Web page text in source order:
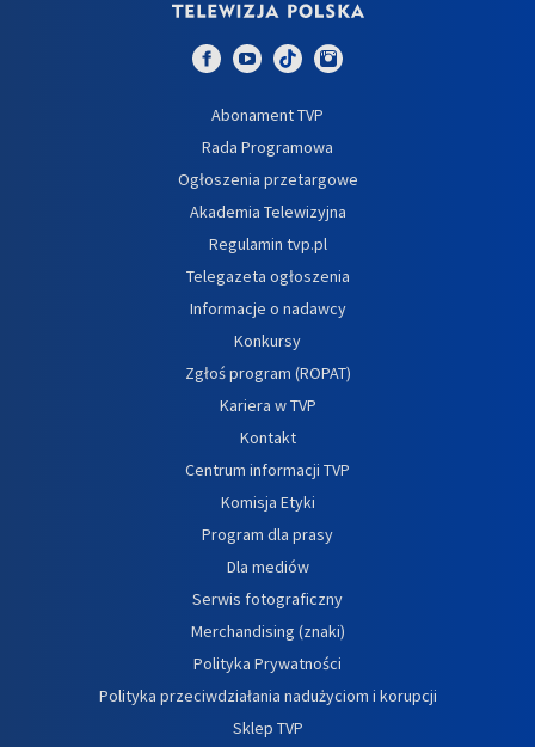
Abonament TVP
Rada Programowa
Ogłoszenia przetargowe
Akademia Telewizyjna
Regulamin tvp.pl
Telegazeta ogłoszenia
Informacje o nadawcy
Konkursy
Zgłoś program (ROPAT)
Kariera w TVP
Kontakt
Centrum informacji TVP
Komisja Etyki
Program dla prasy
Dla mediów
Serwis fotograficzny
Merchandising (znaki)
Polityka Prywatności
Polityka przeciwdziałania nadużyciom i korupcji
Sklep TVP